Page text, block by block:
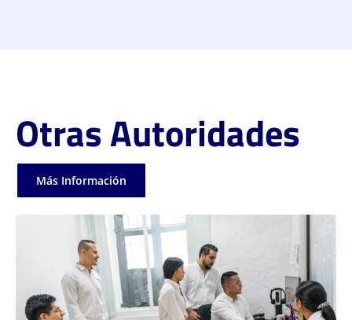
Otras Autoridades
Más Información